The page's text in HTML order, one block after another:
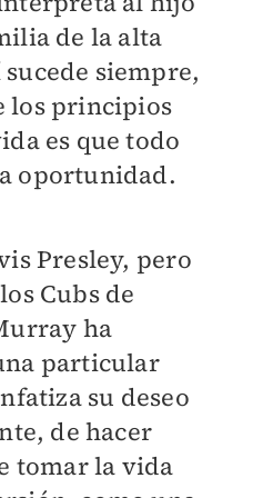
de la alta
siempre,
los principios
es que todo
oportunidad.
Presley, pero
Cubs de
ha
particular
su deseo
de hacer
tomar la vida